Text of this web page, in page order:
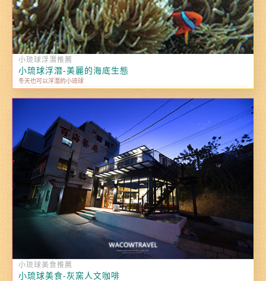
小琉球浮潛推薦
小琉球浮潛-美麗的海底生態
冬天也可以浮潛的小琉球
小琉球美食推薦
小琉球美食-灰窯人文咖啡